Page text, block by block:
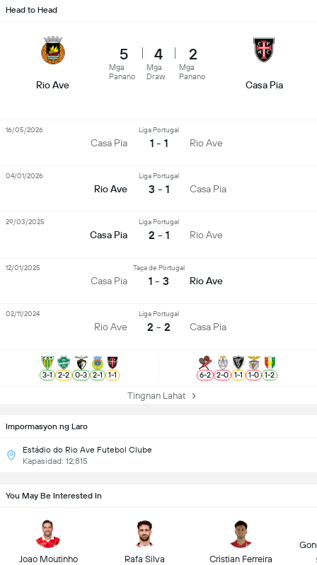
Impormasyon ng Laro
Estádio do Rio Ave Futebol Clube
Kapasidad: 12,815
Head to Head
Rio Ave
5
Mga
Panano
4
Mga
Draw
2
Mga
Panano
Casa Pia
Casa Pia
Liga Portugal
1 - 1 Rio Ave
16/05/2026
Rio Ave
Liga Portugal
3 - 1 Casa Pia
04/01/2026
Casa Pia
Liga Portugal
2 - 1 Rio Ave
29/03/2025
Casa Pia
Taça de Portugal
1 - 3 Rio Ave
12/01/2025
Rio Ave
Liga Portugal
2 - 2 Casa Pia
02/11/2024
3-1 2-2 0-3 2-1 1-1 6-2 2-0 1-1 1-0 1-2
Tingnan Lahat
You May Be Interested In
Joao Moutinho Rafa Silva Cristian Ferreira